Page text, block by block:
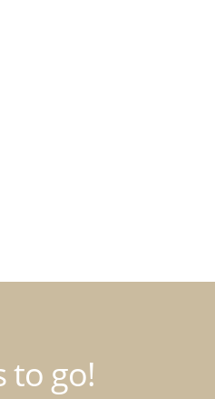
to go!